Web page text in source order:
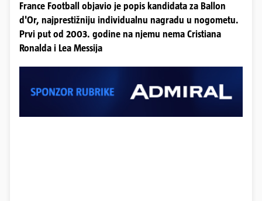
France Football objavio je popis kandidata za Ballon
d'Or, najprestižniju individualnu nagradu u nogometu.
Prvi put od 2003. godine na njemu nema Cristiana
Ronalda i Lea Messija